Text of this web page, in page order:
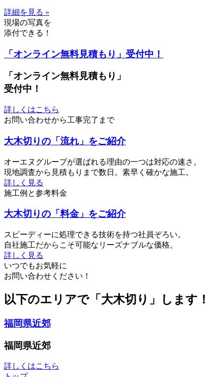
詳細を見る »
現場の写真を
添付できる！
「オンライン無料見積もり」受付中！
「オンライン無料見積もり」
受付中！
詳しくはこちら
お問い合わせから工事完了まで
大木切りの「流れ」をご紹介
オーエヌグループが選ばれる理由の一つは対応の速さ。
現地調査から見積もりまで数日。素早く確かな施工。
詳しく見る
施工例と参考料金
大木切りの「料金」をご紹介
スピーディーに処理できる技術を持つ社員ぞろい。
自社施工だからこそ可能なリーズナブルな価格。
詳しく見る
いつでもお気軽に
お問い合わせください！
以下のエリアで「大木切り」します！
福岡県近郊
福岡県近郊
詳しくはこちら